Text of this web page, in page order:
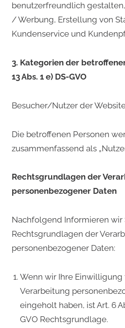
benutzerfreundlich
/ Werbung, Erstellung von
Kundenservice und
3. Kategorien der
13 Abs. 1 e) DS-GVO
Besucher/Nutzer der
Die betroffenen Personen
zusammenfassend als
Rechtsgrundlagen der
personenbezogener Daten
Nachfolgend Informieren wir
Rechtsgrundlagen der
personenbezogener Daten:
Wenn wir Ihre Einwilligung
Verarbeitung
eingeholt haben, ist Art. 6
GVO Rechtsgrundlage.